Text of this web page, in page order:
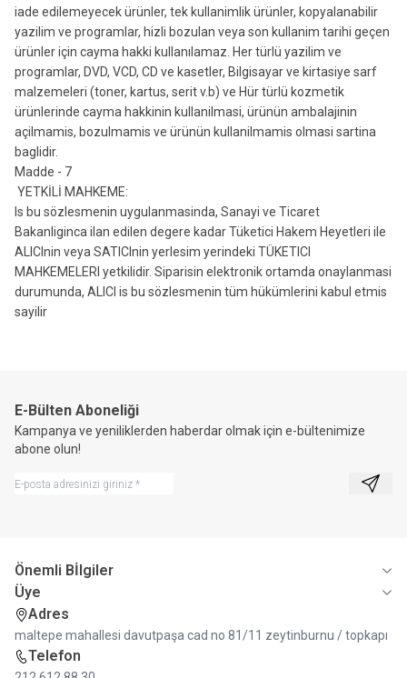
iade edilemeyecek ürünler, tek kullanimlik ürünler, kopyalanabilir
yazilim ve programlar, hizli bozulan veya son kullanim tarihi geçen
ürünler için cayma hakki kullanılamaz. Her türlü yazilim ve
programlar, DVD, VCD, CD ve kasetler, Bilgisayar ve kirtasiye sarf
malzemeleri (toner, kartus, serit v.b) ve Hür türlü kozmetik
ürünlerinde cayma hakkinin kullanilmasi, ürünün ambalajinin
açilmamis, bozulmamis ve ürünün kullanilmamis olmasi sartina
baglidir.
Madde - 7
YETKİLİ MAHKEME:
Is bu sözlesmenin uygulanmasinda, Sanayi ve Ticaret
Bakanliginca ilan edilen degere kadar Tüketici Hakem Heyetleri ile
ALICInin veya SATICInin yerlesim yerindeki TÜKETICI
MAHKEMELERI yetkilidir. Siparisin elektronik ortamda onaylanmasi
durumunda, ALICI is bu sözlesmenin tüm hükümlerini kabul etmis
sayilir
E-Bülten Aboneliği
Kampanya ve yeniliklerden haberdar olmak için e-bültenimize
abone olun!
Kayıt
Önemli Bİlgiler
Üye
Adres
maltepe mahallesi davutpaşa cad no 81/11 zeytinburnu / topkapı
Telefon